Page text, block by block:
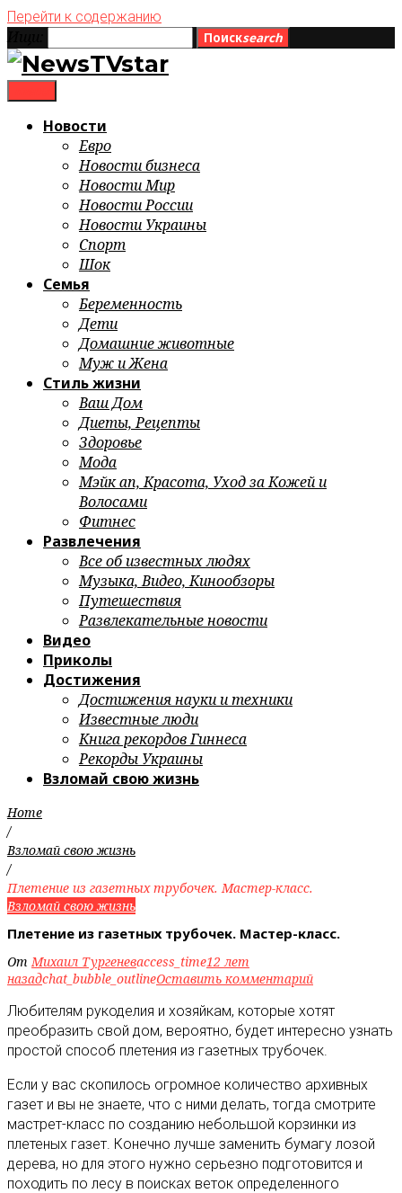
Перейти к содержанию
Поискsearch
Новости
Евро
Новости бизнеса
Новости Мир
Новости России
Новости Украины
Спорт
Шок
Семья
Беременность
Дети
Домашние животные
Муж и Жена
Стиль жизни
Ваш Дом
Диеты, Рецепты
Здоровье
Мода
Мэйк ап, Красота, Уход за Кожей и
Волосами
Фитнес
Развлечения
Все об известных людях
Музыка, Видео, Кинообзоры
Путешествия
Развлекательные новости
Видео
Приколы
Достижения
Достижения науки и техники
Известные люди
Книга рекордов Гиннеса
Рекорды Украины
Взломай свою жизнь
Home
/
Взломай свою жизнь
/
Плетение из газетных трубочек. Мастер-класс.
Взломай свою жизнь
Плетение из газетных трубочек. Мастер-класс.
ОтМихаил Тургеневaccess_time12 лет
назадchat_bubble_outlineОставить комментарий
Любителям рукоделия и хозяйкам, которые хотят
преобразить свой дом, вероятно, будет интересно узнать
простой способ плетения из газетных трубочек.
Если у вас скопилось огромное количество архивных
газет и вы не знаете, что с ними делать, тогда смотрите
мастрет-класс по созданию небольшой корзинки из
плетеных газет. Конечно лучше заменить бумагу лозой
дерева, но для этого нужно серьезно подготовится и
походить по лесу в поисках веток определенного